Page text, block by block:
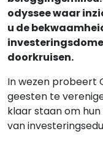
odyssee waar
u de
doorkruisen.
In wezen probeert
geesten te
klaar staan om
van